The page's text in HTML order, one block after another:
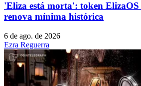
'Eliza está morta': token ElizaOS
renova mínima histórica
6 de ago. de 2026
Ezra Reguerra